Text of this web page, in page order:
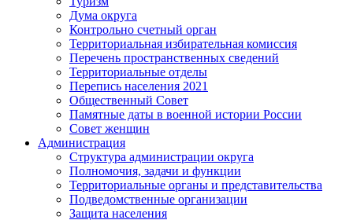
Дума округа
Контрольно счетный орган
Территориальная избирательная комиссия
Перечень пространственных сведений
Территориальные отделы
Перепись населения 2021
Общественный Совет
Памятные даты в военной истории России
Совет женщин
Администрация
Структура администрации округа
Полномочия, задачи и функции
Территориальные органы и представительства
Подведомственные организации
Защита населения